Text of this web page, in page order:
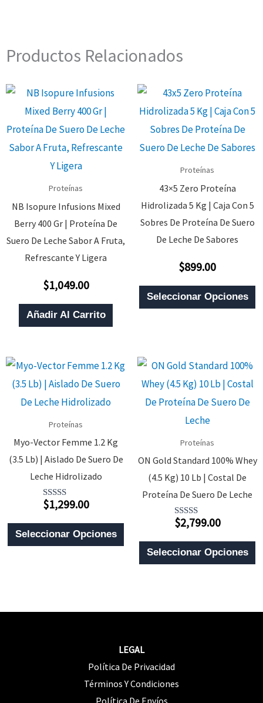
Productos Relacionados
Proteínas
NB Isopure Infusions Mixed
Berry 400 Gr | Proteína De
Suero De Leche Sabor A Fruta,
Refrescante Y Ligera
Valorado
Con
0
De
5
$1,049.00
Añadir Al Carrito
Proteínas
43×5 Zero Proteína
Hidrolizada 5 Kg | Caja Con 5
Sobres De Proteína De Suero
De Leche De Sabores
Valorado
0
De
5
$899.00
Seleccionar Opciones
Proteínas
Myo-Vector Femme 1.2 Kg
(3.5 Lb) | Aislado De Suero De
Leche Hidrolizado
Valorado
Con
4.00
De 5
$1,299.00
Seleccionar Opciones
Este
Producto
Tiene
Se
Pueden
Elegir
Proteínas
ON Gold Standard 100% Whey
(4.5 Kg) 10 Lb | Costal De
Proteína De Suero De Leche
Valorado
Con
4.00
De 5
$2,799.00
Seleccionar Opciones
LEGAL
Política De Privacidad
Términos Y Condiciones
Política De Envíos